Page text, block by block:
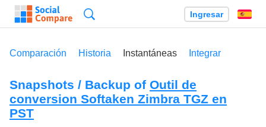
Ingresar
Comparación Historia Instantáneas Integrar
Snapshots / Backup of Outil de
conversion Softaken Zimbra TGZ en
PST